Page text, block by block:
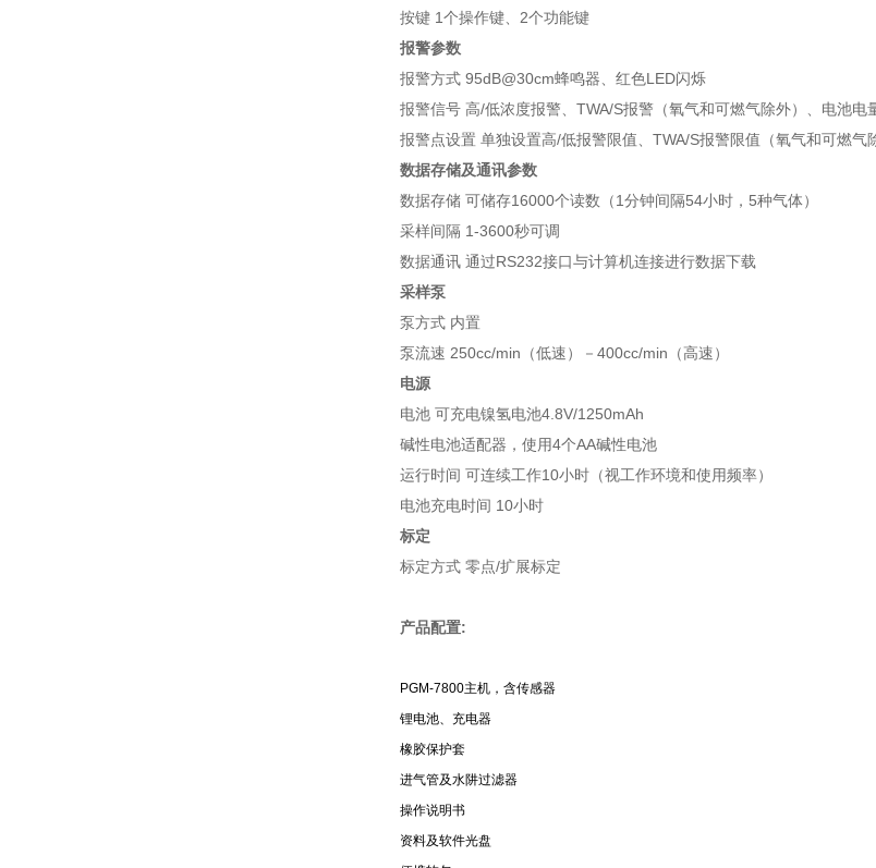
按键 1个操作键、2个功能键
报警参数
报警方式 95dB@30cm蜂鸣器、红色LED闪烁
报警信号 高/低浓度报警、TWA/S报警（氧气和可燃气除外）、电池
报警点设置 单独设置高/低报警限值、TWA/S报警限值（氧气和可燃气
数据存储及通讯参数
数据存储 可储存16000个读数（1分钟间隔54小时，5种气体）
采样间隔 1-3600秒可调
数据通讯 通过RS232接口与计算机连接进行数据下载
采样泵
泵方式 内置
泵流速 250cc/min（低速）－400cc/min（高速）
电源
电池 可充电镍氢电池4.8V/1250mAh
碱性电池适配器，使用4个AA碱性电池
运行时间 可连续工作10小时（视工作环境和使用频率）
电池充电时间 10小时
标定
标定方式 零点/扩展标定
产品配置:
PGM-7800主机，含传感器
锂电池、充电器
橡胶保护套
进气管及水阱过滤器
操作说明书
资料及软件光盘